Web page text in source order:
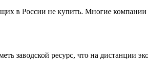
в России не купить. Многие
заводской ресурс, что на дистанции